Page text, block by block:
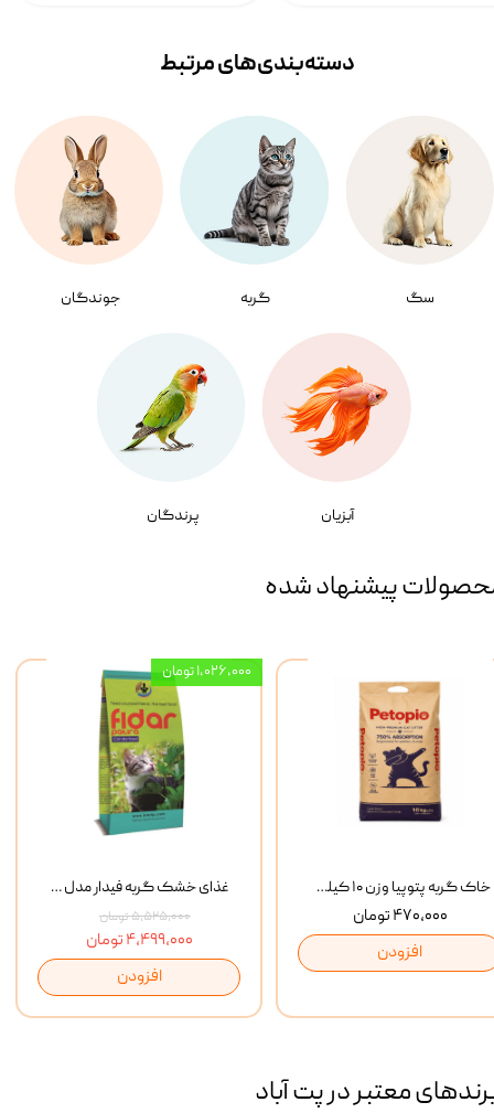
سگ گربه جوندگان
آبزیان پرندگان
دسته‌بندی‌‌های مرتبط
پیشنهاد شده
غذای خشک گربه فیدار مدل Adult وزن 10 کیلوگرم
۵,۵۲۵,۰۰۰ تومان
۴,۴۹۹,۰۰۰ تومان
افزودن
۱,۰۲۶,۰۰۰ تومان
خاک گربه پتوپیا وزن ۱۰ کیلوگرم
۴۷۰,۰۰۰ تومان
افزودن
معتبر در پت آباد